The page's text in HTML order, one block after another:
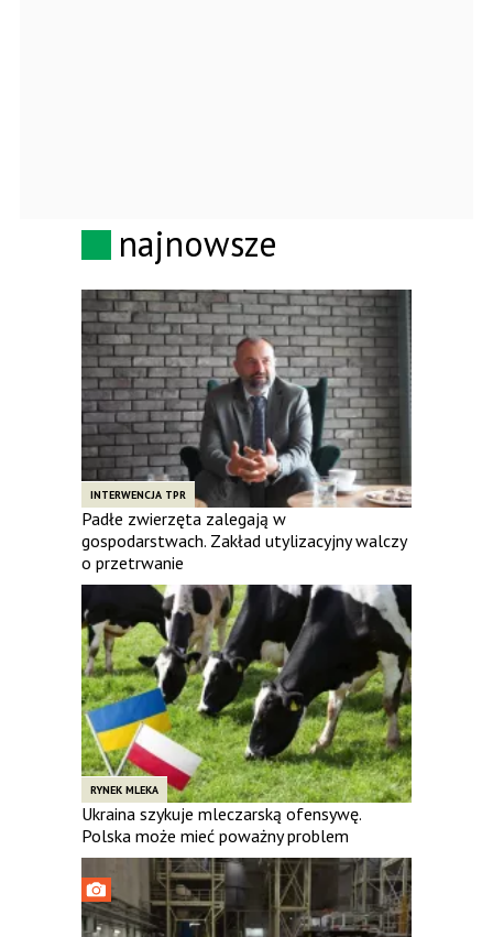
najnowsze
INTERWENCJA TPR
Padłe zwierzęta zalegają w
gospodarstwach. Zakład utylizacyjny walczy
o przetrwanie
RYNEK MLEKA
Ukraina szykuje mleczarską ofensywę.
Polska może mieć poważny problem